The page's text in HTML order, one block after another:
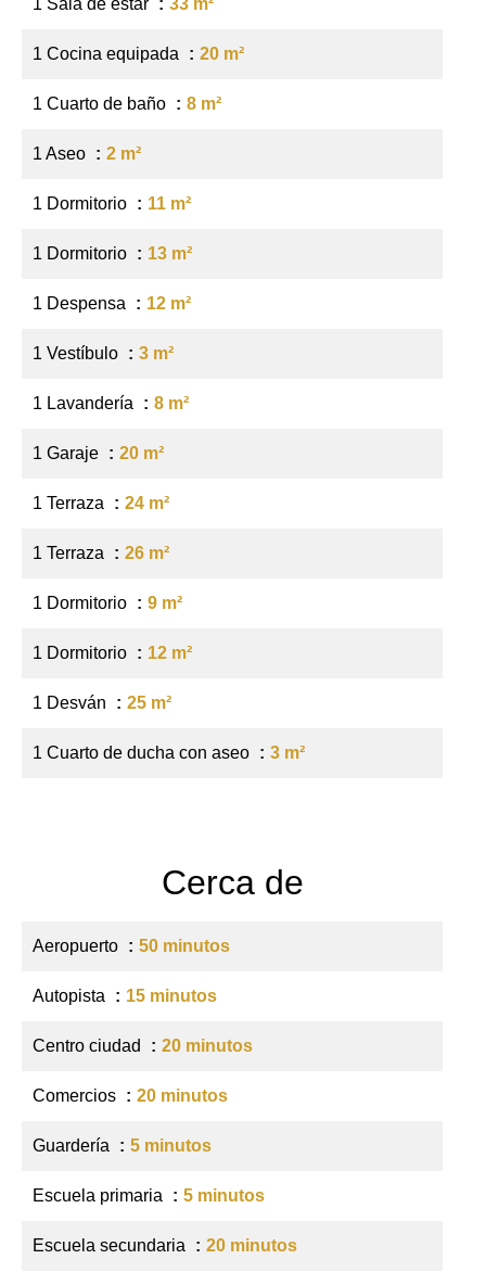
1 Sala de estar 33 m²
1 Cocina equipada 20 m²
1 Cuarto de baño 8 m²
1 Aseo 2 m²
1 Dormitorio 11 m²
1 Dormitorio 13 m²
1 Despensa 12 m²
1 Vestíbulo 3 m²
1 Lavandería 8 m²
1 Garaje 20 m²
1 Terraza 24 m²
1 Terraza 26 m²
1 Dormitorio 9 m²
1 Dormitorio 12 m²
1 Desván 25 m²
1 Cuarto de ducha con aseo 3 m²
Cerca de
Aeropuerto 50 minutos
Autopista 15 minutos
Centro ciudad 20 minutos
Comercios 20 minutos
Guardería 5 minutos
Escuela primaria 5 minutos
Escuela secundaria 20 minutos